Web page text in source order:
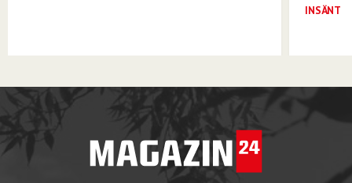
INSÄNT